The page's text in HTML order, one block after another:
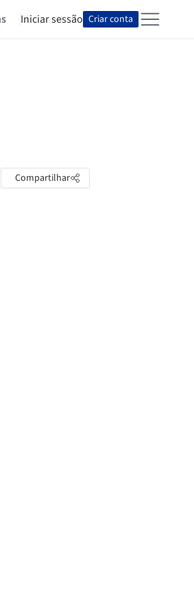
Iniciar sessão Criar conta
Compartilhar